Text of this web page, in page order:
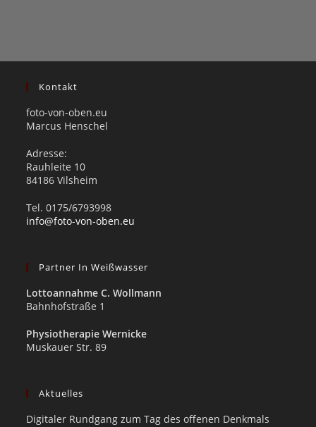
Kontakt
foto-von-oben.eu
Marcus Henschel
Adresse:
Rauhleite 10
84186 Vilsheim
Tel. 0175/6793998
info@foto-von-oben.eu
Partner In Weißwasser
Lottoannahme C. Wollmann
Bahnhofstraße 1
Physiotherapie Wernicke
Muskauer Str. 89
Aktuelles
Digitaler Rundgang zum Tag des offenen Denkmals